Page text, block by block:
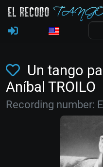
Un tango
Aníbal TROILO
Recording number: